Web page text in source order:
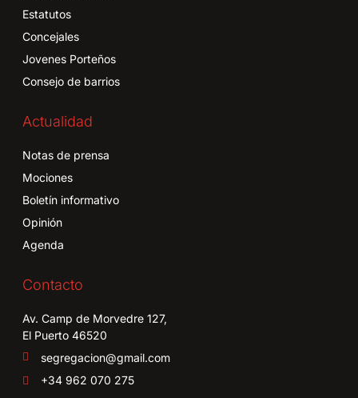
Estatutos
Concejales
Jovenes Porteños
Consejo de barrios
Actualidad
Notas de prensa
Mociones
Boletín informativo
Opinión
Agenda
Contacto
Av. Camp de Morvedre 127,
El Puerto 46520
segregacion@gmail.com
+34 962 070 275